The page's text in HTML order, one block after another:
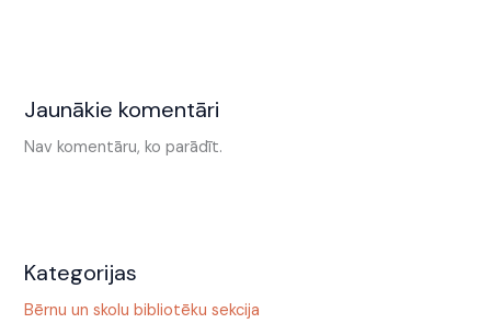
Jaunākie komentāri
Nav komentāru, ko parādīt.
Kategorijas
Bērnu un skolu bibliotēku sekcija